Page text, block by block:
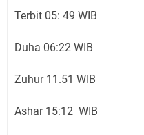
Terbit 05: 49 WIB
Duha 06:22 WIB
Zuhur 11.51 WIB
Ashar 15:12 WIB